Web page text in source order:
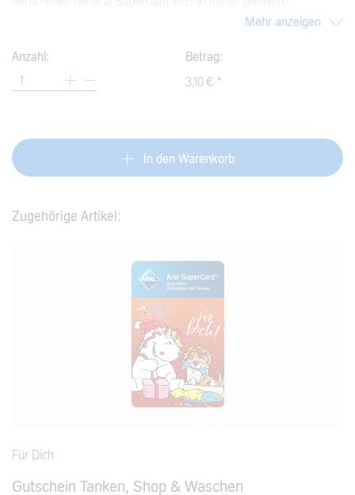
Verpackung und bereite eine unvergessliche Freude.Mehr anzeigen
Anzahl:
Betrag:
3,10 € *
In den Warenkorb
Zugehörige Artikel:
Für Dich
Gutschein Tanken, Shop & Waschen